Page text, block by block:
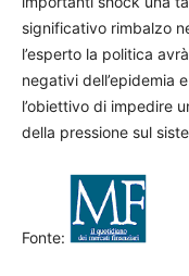
significativo rimbalzo
l’esperto la politica
negativi dell’epidemia
l’obiettivo di impedire
della pressione sul
Fonte: